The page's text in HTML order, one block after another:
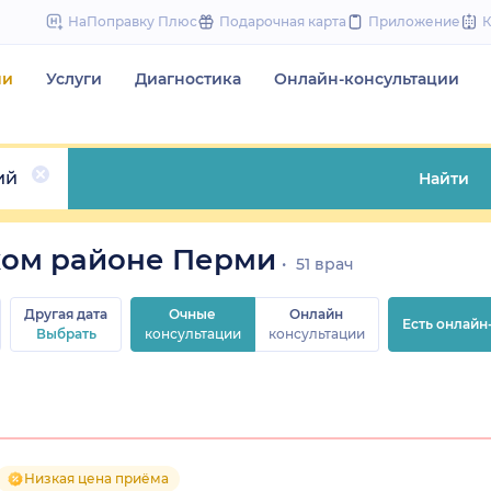
to
НаПоправку Плюс Подарочная карта Приложение
Услуги Диагностика Онлайн-консультации
Найти
районе Перми 51 врач
Другая дата
Выбрать
Очные
консультации
Онлайн
консультации
Есть
Низкая цена приёма